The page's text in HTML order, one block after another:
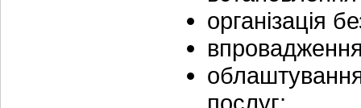
організація
впровадження